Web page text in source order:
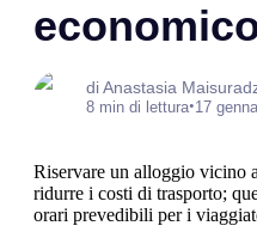
di Anastasia
8 min di lettura•17
Riservare un alloggio vicino
ridurre i costi di trasporto;
orari prevedibili per i